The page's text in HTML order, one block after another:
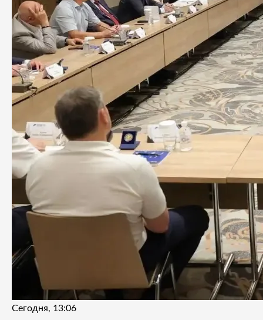
Сегодня, 13:06